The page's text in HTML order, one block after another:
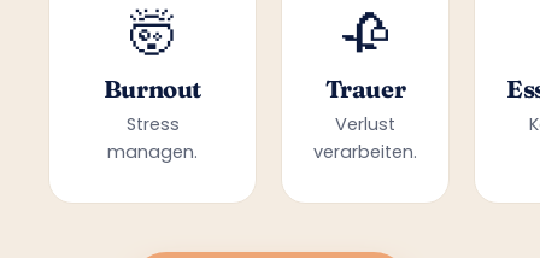
🤯
Burnout
Stress
managen.
🥀
Trauer
Verlust
verarbeiten.